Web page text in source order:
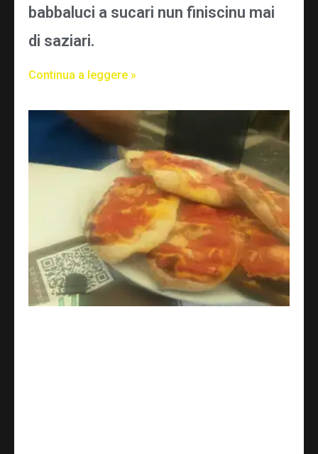
babbaluci a sucari nun finiscinu mai
di saziari.
Continua a leggere »